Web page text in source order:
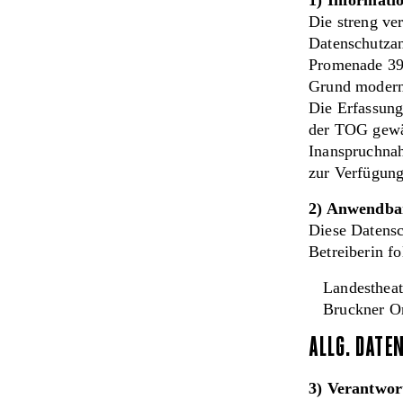
Die streng
Promenade
Grund
Die
der TOG
zur
2)
Diese
Betreiberin
Bruckner
ALLG.
3)